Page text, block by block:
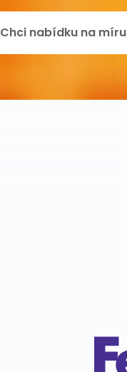
Chci nabídku na míru